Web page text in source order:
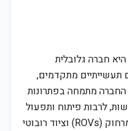
Oceaneering International Inc היא חברה גלובלית
תעשייתיים מתקדמים,
החברה מתמחה בפתרונות
לרבות פיתוח ותפעול
של כלי רכב תת-ימיים מנוטרים מרחוק (ROVs) וציוד רובוטי